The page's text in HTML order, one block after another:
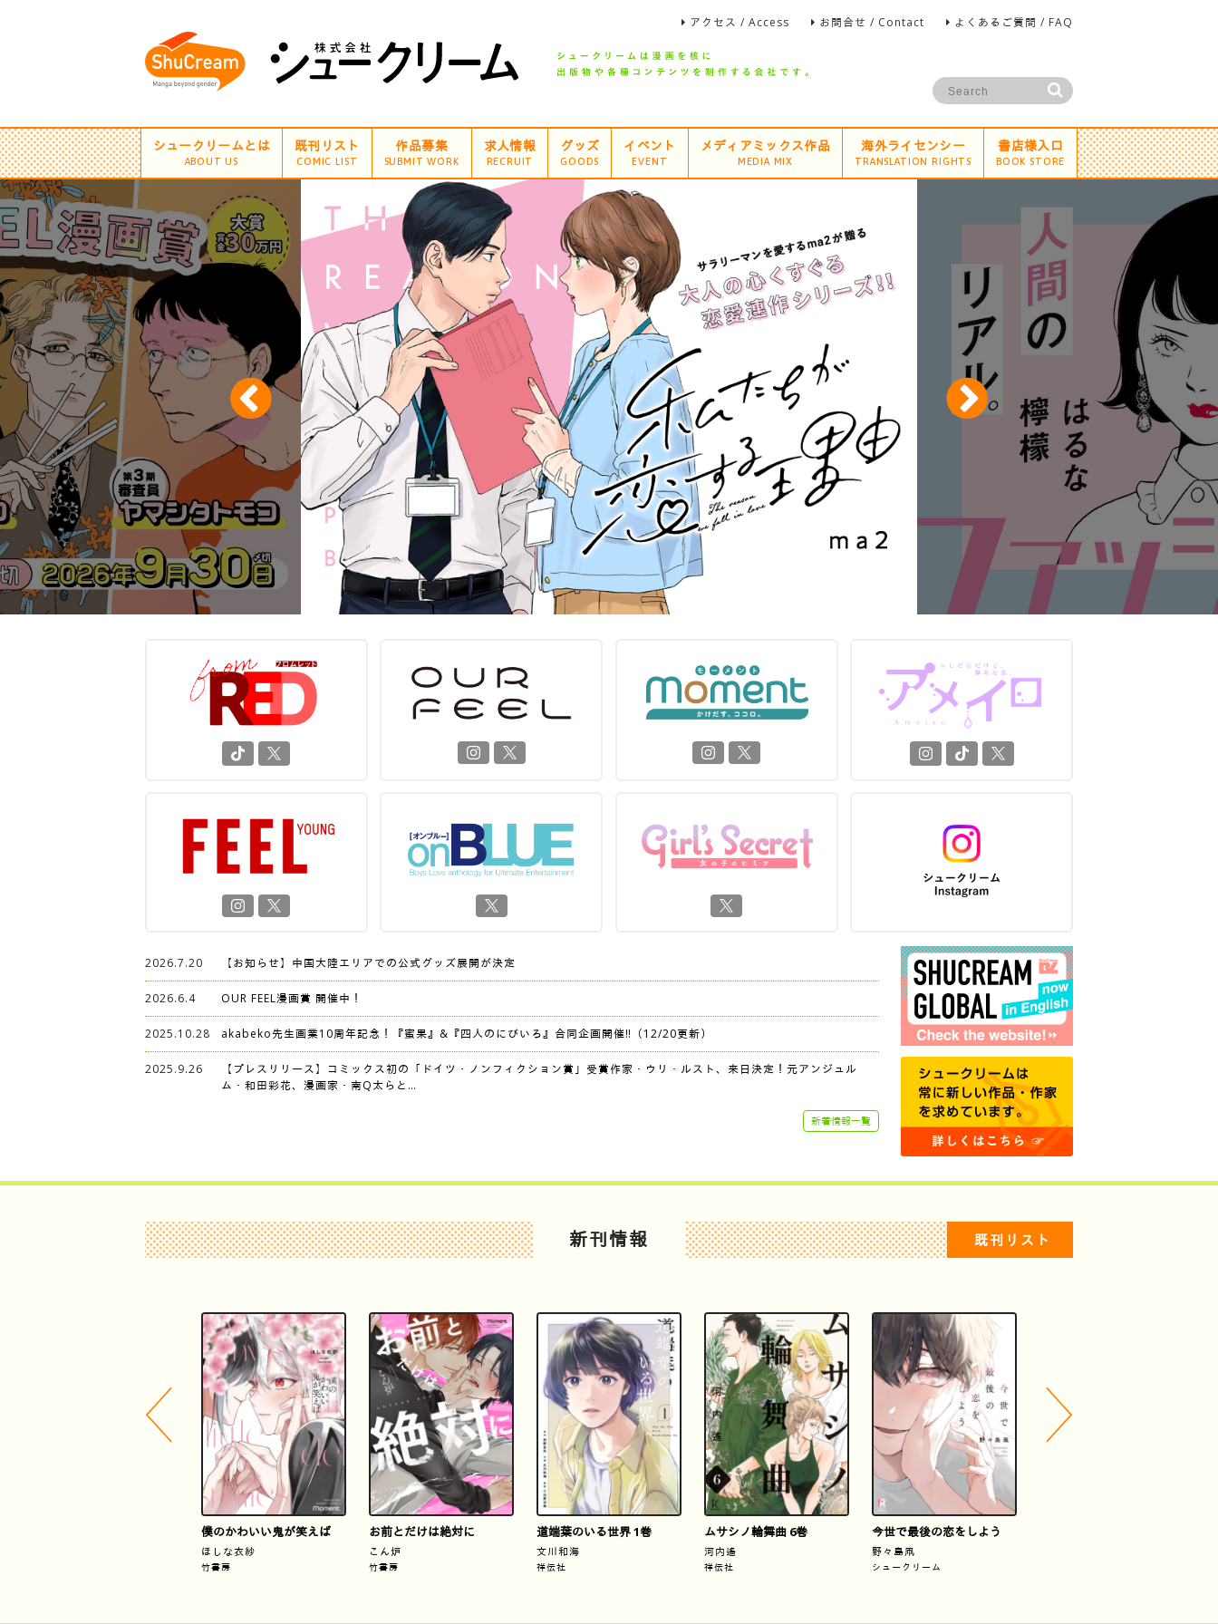
アクセス / Access お問合せ / Contact よくあるご質問 / FAQ
シュークリームとは
ABOUT US
既刊リスト
COMIC LIST
作品募集
SUBMIT WORK
求人情報
RECRUIT
グッズ
GOODS
イベント
EVENT
メディアミックス作品
MEDIA MIX
海外ライセンシー
TRANSLATION RIGHTS
書店様入口
BOOK STORE
2026.7.20 【お知らせ】中国大陸エリアでの公式グッズ展開が決定
2026.6.4 OUR FEEL漫画賞 開催中！
2025.10.28 akabeko先生画業10周年記念！『蜜果』&『四人のにびいろ』合同企画開催‼︎（12/20更新）
2025.9.26
【プレスリリース】コミックス初の「ドイツ・ノンフィクション賞」受賞作家・ウリ・ルスト、来日決定！元アンジュル
ム・和田彩花、漫画家・南Q太らと…
新着情報一覧
新刊情報 既刊リスト
僕のかわいい鬼が笑えば
ほしな衣紗
竹書房
お前とだけは絶対に
こん炉
竹書房
道端葉のいる世界 1巻
文川和海
祥伝社
ムサシノ輪舞曲 6巻
河内遙
祥伝社
今世で最後の恋をしよう
野々島凧
シュークリーム